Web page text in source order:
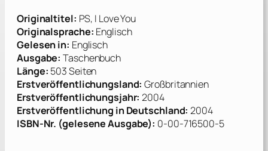
Originaltitel: PS, I Love You
Originalsprache: Englisch
Gelesen in: Englisch
Ausgabe: Taschenbuch
Länge: 503 Seiten
Erstveröffentlichungsland: Großbritannien
Erstveröffentlichungsjahr: 2004
Erstveröffentlichung in Deutschland: 2004
ISBN-Nr. (gelesene Ausgabe): 0-00-716500-5